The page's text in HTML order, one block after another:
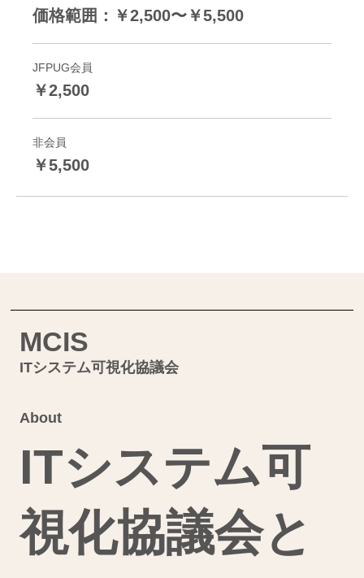
価格範囲：￥2,500〜￥5,500
JFPUG会員
￥2,500
非会員
￥5,500
MCIS
ITシステム可視化協議会
About
ITシステム可
視化協議会と